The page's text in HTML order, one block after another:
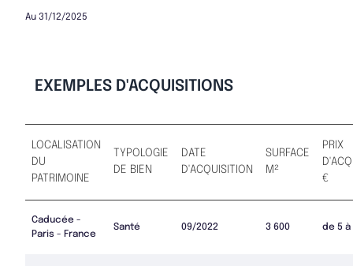
Au 31/12/2025
EXEMPLES D'ACQUISITIONS
LOCALISATION
DU
PATRIMOINE
TYPOLOGIE
DE BIEN
DATE
D'ACQUISITION
SURFACE
M²
PRIX
€
Caducée -
Paris - France
Santé 09/2022 3 600 de 5 à